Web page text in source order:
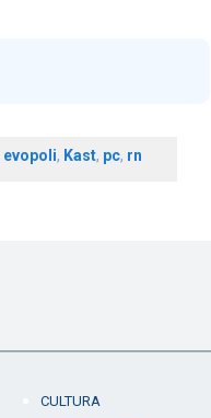
evopoli, Kast, pc, rn
CULTURA